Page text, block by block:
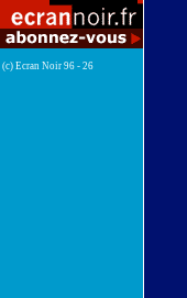
(c) Ecran Noir 96 - 26